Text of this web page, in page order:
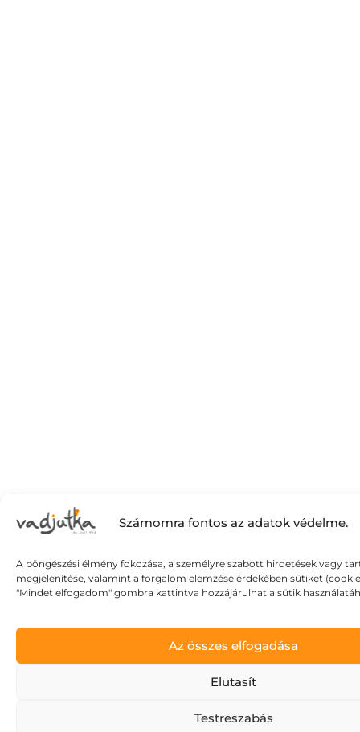
Számomra fontos az adatok védelme.
A böngészési élmény fokozása, a személyre szabott hirdetések vagy
megjelenítése, valamint a forgalom elemzése érdekében sütiket
"Mindet elfogadom" gombra kattintva hozzájárulhat a sütik
Az összes elfogadása
Elutasít
Testreszabás